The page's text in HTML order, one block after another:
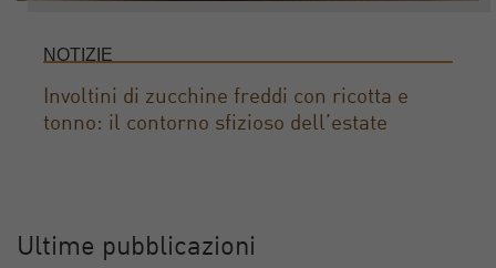
NOTIZIE
Involtini di zucchine freddi con ricotta e
tonno: il contorno sfizioso dell’estate
Ultime pubblicazioni